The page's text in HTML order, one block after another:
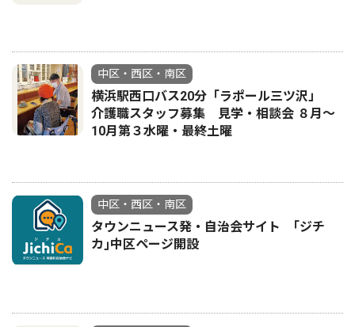
中区・西区・南区
横浜駅西口バス20分「ラポール三ツ沢」
介護職スタッフ募集 見学・相談会 ８月〜
10月第３水曜・最終土曜
中区・西区・南区
タウンニュース発・自治会サイト ｢ジチ
カ｣中区ページ開設